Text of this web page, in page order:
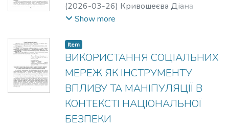
(2026-03-26) Кривошеєва Діана
Юріївна
Show more
Item
ВИКОРИСТАННЯ СОЦІАЛЬНИХ
МЕРЕЖ ЯК ІНСТРУМЕНТУ
ВПЛИВУ ТА МАНІПУЛЯЦІЇ В
КОНТЕКСТІ НАЦІОНАЛЬНОЇ
БЕЗПЕКИ